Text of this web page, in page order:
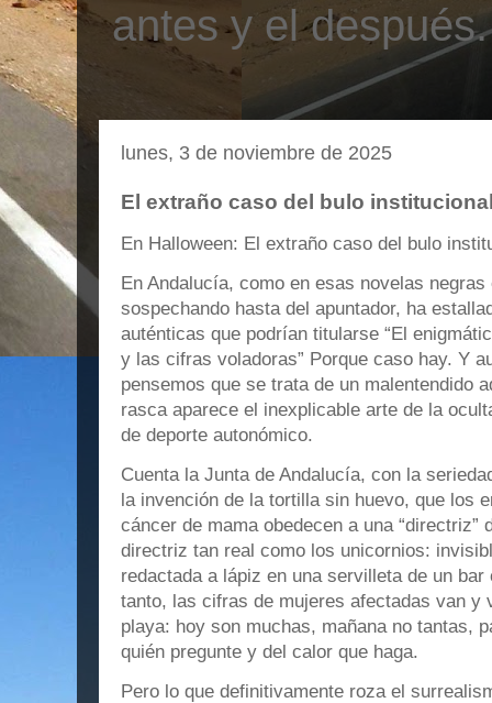
antes y el después.
lunes, 3 de noviembre de 2025
El extraño caso del bulo
En Halloween: El extraño caso del bulo
En Andalucía, como en esas novelas
sospechando hasta del apuntador, ha
auténticas que podrían titularse “El
y las cifras voladoras” Porque caso hay. Y
pensemos que se trata de un malentendido
rasca aparece el inexplicable arte de la
de deporte autonómico.
Cuenta la Junta de Andalucía, con la
la invención de la tortilla sin huevo, que los
cáncer de mama obedecen a una
directriz tan real como los unicornios:
redactada a lápiz en una servilleta de un
tanto, las cifras de mujeres afectadas van y
playa: hoy son muchas, mañana no tantas,
quién pregunte y del calor que haga.
Pero lo que definitivamente roza el